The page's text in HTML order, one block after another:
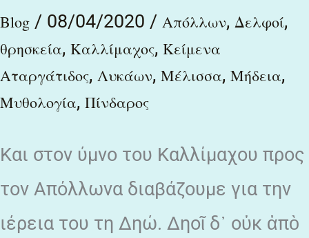
Blog / 08/04/2020 / Απόλλων, Δελφοί,
θρησκεία, Καλλίμαχος, Κείμενα
Αταργάτιδος, Λυκάων, Μέλισσα, Μήδεια,
Μυθολογία, Πίνδαρος
Και στον ύμνο του Καλλίμαχου προς
τον Απόλλωνα διαβάζουμε για την
ιέρεια του τη Δηώ. Δηοῖ δ᾽ οὐκ ἀπὸ
δὲ
τῆς
Πυθῶνος